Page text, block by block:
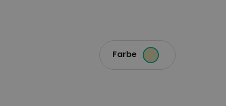
Farbe